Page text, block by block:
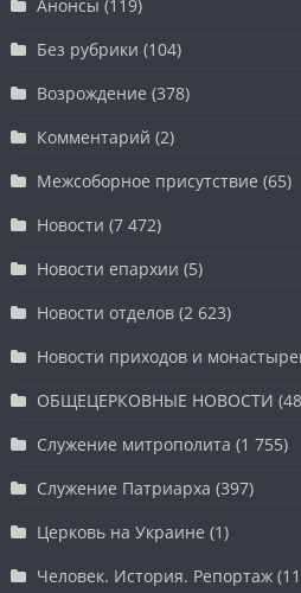
Анонсы (119)
Без рубрики (104)
Возрождение (378)
Комментарий (2)
Межсоборное присутствие (65)
Новости (7 472)
Новости епархии (5)
Новости отделов (2 623)
Новости приходов и
ОБЩЕЦЕРКОВНЫЕ НОВОСТИ
Служение митрополита (1 755)
Служение Патриарха (397)
Церковь на Украине (1)
Человек. История. Репортаж